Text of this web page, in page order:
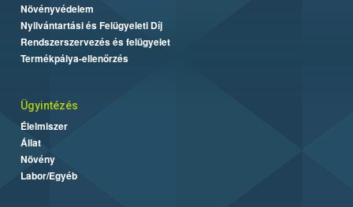
Növényvédelem
Nyilvántartási és Felügyeleti Díj
Rendszerszervezés és felügyelet
Termékpálya-ellenőrzés
Ügyintézés
Élelmiszer
Állat
Növény
Labor/Egyéb